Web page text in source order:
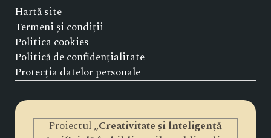
Hartă site
Termeni și condiții
Politica cookies
Politică de confidențialitate
Protecția datelor personale
Proiectul „Creativitate și lnteligență